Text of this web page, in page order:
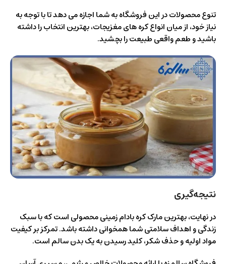
تنوع محصولات در این فروشگاه به شما اجازه می‌ دهد تا با توجه به
نیاز خود، از میان انواع کره‌ های مغزیجات، بهترین انتخاب را داشته
باشید و طعم واقعی طبیعت را بچشید.
نتیجه‌گیری
در نهایت، بهترین مارک کره بادام زمینی محصولی است که با سبک
زندگی و اهداف سلامتی شما همخوانی داشته باشد. تمرکز بر کیفیت
مواد اولیه و حذف شکر، کلید رسیدن به یک بدن سالم است.